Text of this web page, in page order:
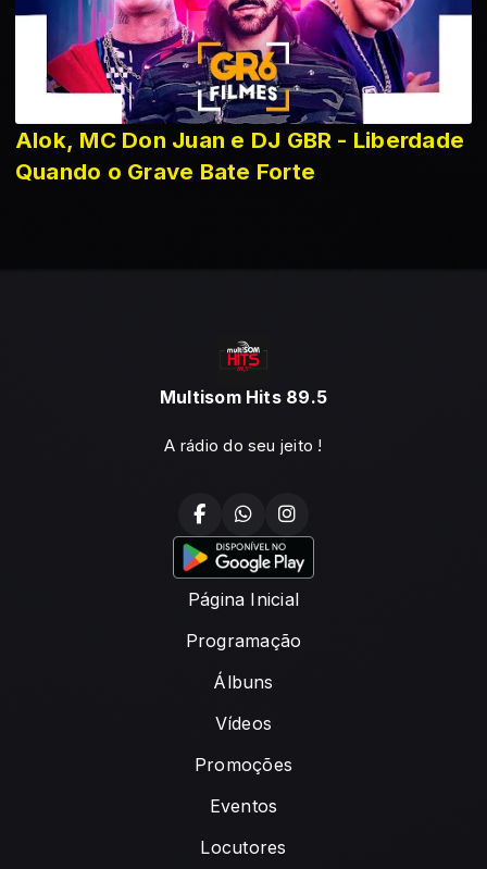
Alok, MC Don Juan e DJ GBR - Liberdade
Quando o Grave Bate Forte
Multisom Hits 89.5
A rádio do seu jeito !
Página Inicial
Programação
Álbuns
Vídeos
Promoções
Eventos
Locutores